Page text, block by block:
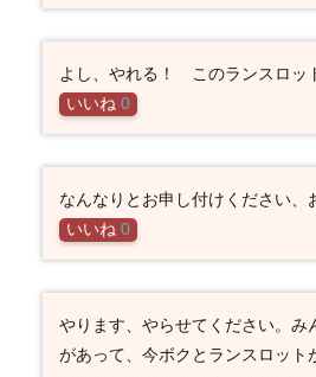
よし、やれる！ このランスロッ
いいね 0
なんなりとお申し付けください、
いいね 0
やります、やらせてください。み
があって、今ボクとランスロット